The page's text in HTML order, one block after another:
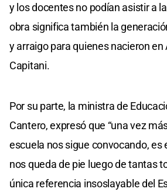
y los docentes no podían asistir a
obra significa también la
y arraigo para quienes nacieron en
Capitani.
Por su parte, la ministra de
Cantero, expresó que “una vez
escuela nos sigue convocando, es
nos queda de pie luego de tantas
única referencia insoslayable del